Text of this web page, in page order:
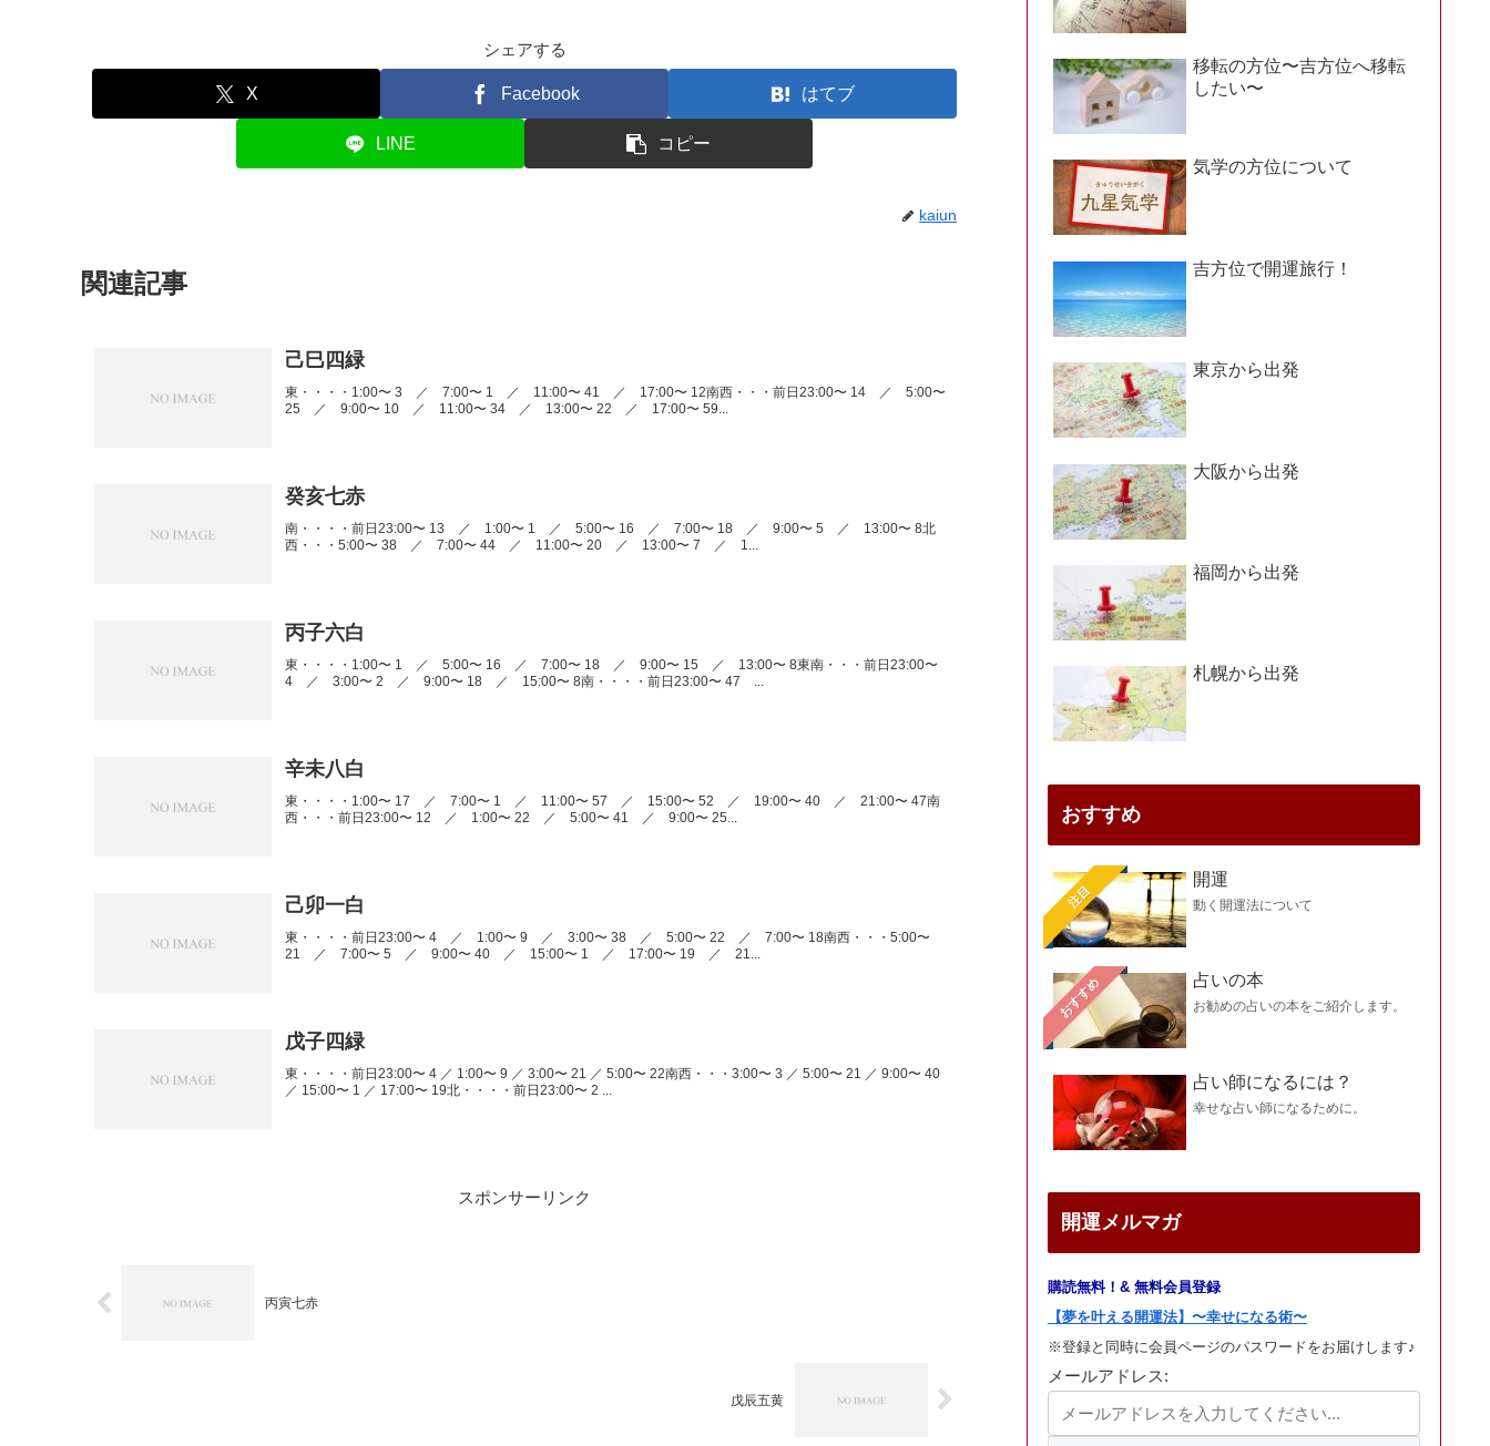
シェアする
X Facebook はてブ
LINE コピー
kaiun
関連記事
己巳四緑
東・・・・1:00〜 3 ／ 7:00〜 1 ／ 11:00〜 41 ／ 17:00〜 12南西・・・前日23:00〜 14 ／ 5:00〜
25 ／ 9:00〜 10 ／ 11:00〜 34 ／ 13:00〜 22 ／ 17:00〜 59...
癸亥七赤
南・・・・前日23:00〜 13 ／ 1:00〜 1 ／ 5:00〜 16 ／ 7:00〜 18 ／ 9:00〜 5 ／ 13:00〜 8北
西・・・5:00〜 38 ／ 7:00〜 44 ／ 11:00〜 20 ／ 13:00〜 7 ／ 1...
丙子六白
東・・・・1:00〜 1 ／ 5:00〜 16 ／ 7:00〜 18 ／ 9:00〜 15 ／ 13:00〜 8東南・・・前日23:00〜
4 ／ 3:00〜 2 ／ 9:00〜 18 ／ 15:00〜 8南・・・・前日23:00〜 47 ...
辛未八白
東・・・・1:00〜 17 ／ 7:00〜 1 ／ 11:00〜 57 ／ 15:00〜 52 ／ 19:00〜 40 ／ 21:00〜 47南
西・・・前日23:00〜 12 ／ 1:00〜 22 ／ 5:00〜 41 ／ 9:00〜 25...
己卯一白
東・・・・前日23:00〜 4 ／ 1:00〜 9 ／ 3:00〜 38 ／ 5:00〜 22 ／ 7:00〜 18南西・・・5:00〜
21 ／ 7:00〜 5 ／ 9:00〜 40 ／ 15:00〜 1 ／ 17:00〜 19 ／ 21...
戊子四緑
東・・・・前日23:00〜 4 ／ 1:00〜 9 ／ 3:00〜 21 ／ 5:00〜 22南西・・・3:00〜 3 ／ 5:00〜 21 ／ 9:00〜 40
／ 15:00〜 1 ／ 17:00〜 19北・・・・前日23:00〜 2 ...
スポンサーリンク
丙寅七赤
戊辰五黄
移転の方位〜吉方位へ移転
したい〜
気学の方位について
吉方位で開運旅行！
東京から出発
大阪から出発
福岡から出発
札幌から出発
おすすめ
注目
開運
動く開運法について
おすすめ 占いの本
お勧めの占いの本をご紹介します。
占い師になるには？
幸せな占い師になるために。
開運メルマガ
購読無料！& 無料会員登録
【夢を叶える開運法】〜幸せになる術〜
※登録と同時に会員ページのパスワードをお届けします♪
メールアドレス: